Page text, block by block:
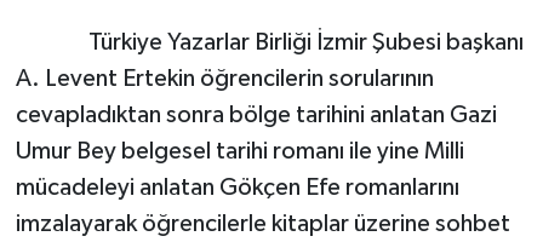
Türkiye Yazarlar Birliği İzmir Şubesi başkanı
A. Levent Ertekin öğrencilerin sorularının
cevapladıktan sonra bölge tarihini anlatan Gazi
Umur Bey belgesel tarihi romanı ile yine Milli
mücadeleyi anlatan Gökçen Efe romanlarını
imzalayarak öğrencilerle kitaplar üzerine sohbet